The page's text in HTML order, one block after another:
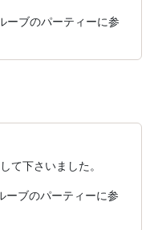
ブのパーティーに参
て下さいました。
ブのパーティーに参